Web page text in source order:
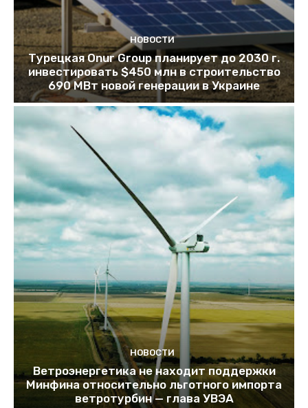
НОВОСТИ
Турецкая Onur Group планирует до 2030 г.
инвестировать $450 млн в строительство
690 МВт новой генерации в Украине
НОВОСТИ
Ветроэнергетика не находит поддержки
Минфина относительно льготного импорта
ветротурбин — глава УВЭА